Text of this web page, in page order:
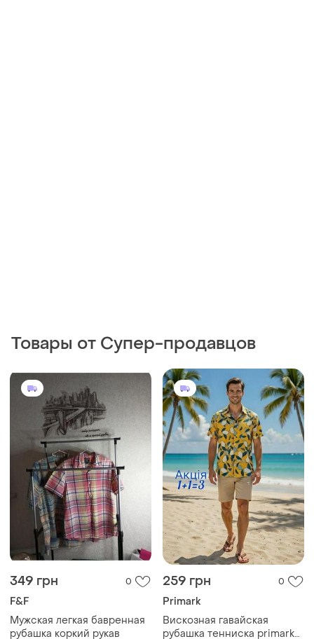
Товары от Супер-продавцов
349 грн 0
F&F
Мужская легкая бавренная
рубашка коркий рукав
259 грн 0
Primark
Вискозная гавайская
рубашка тенниска primark